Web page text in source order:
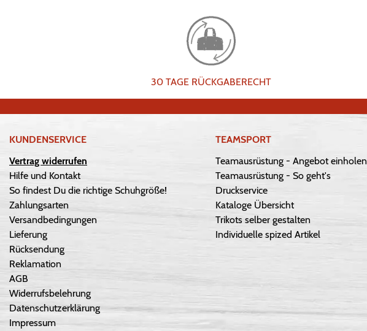
30 TAGE RÜCKGABERECHT
KUNDENSERVICE
Vertrag widerrufen
Hilfe und Kontakt
So findest Du die richtige Schuhgröße!
Zahlungsarten
Versandbedingungen
Lieferung
Rücksendung
Reklamation
AGB
Widerrufsbelehrung
Datenschutzerklärung
Impressum
TEAMSPORT
Teamausrüstung - Angebot einholen
Teamausrüstung - So geht's
Druckservice
Kataloge Übersicht
Trikots selber gestalten
Individuelle spized Artikel